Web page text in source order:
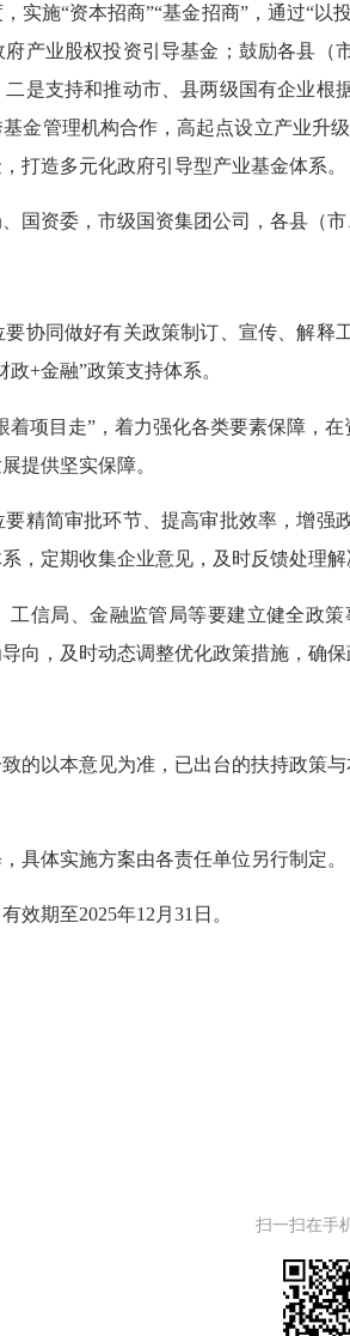
实施“资本招商”“基金招商”，通过“
产业股权投资引导基金；鼓励各县
是支持和推动市、县两级国有企业
金管理机构合作，高起点设立产业升
打造多元化政府引导型产业基金体系。
资委，市级国资集团公司，各县（市
要协同做好有关政策制订、宣传、解释
+金融”政策支持体系。
着项目走”，着力强化各类要素保障，
提供坚实保障。
要精简审批环节、提高审批效率，增强
，定期收集企业意见，及时反馈处理
工信局、金融监管局等要建立健全政
向，及时动态调整优化政策措施，确
以本意见为准，已出台的扶持政策与
体实施方案由各责任单位另行制定。
施，有效期至2025年12月
扫一扫在手